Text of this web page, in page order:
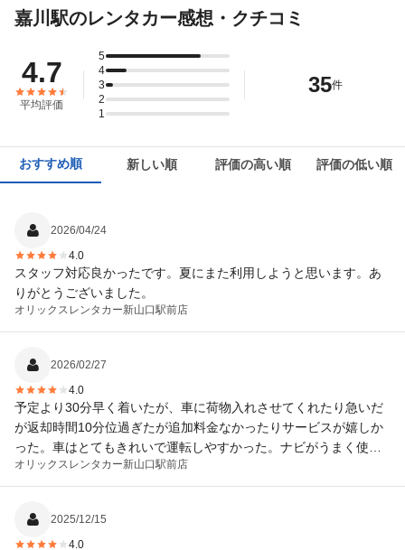
嘉川駅のレンタカー感想・クチコミ
4.7
平均評価
5
4
3
2
1
35件
おすすめ順 新しい順 評価の高い順 評価の低い順
2026/04/24
4.0
スタッフ対応良かったです。夏にまた利用しようと思います。あ
りがとうございました。
オリックスレンタカー新山口駅前店
2026/02/27
4.0
予定より30分早く着いたが、車に荷物入れさせてくれたり急いだ
が返却時間10分位過ぎたが追加料金なかったりサービスが嬉しか
った。車はとてもきれいで運転しやすかった。ナビがうまく使え
なかったので携帯ナビで移動した
オリックスレンタカー新山口駅前店
2025/12/15
4.0